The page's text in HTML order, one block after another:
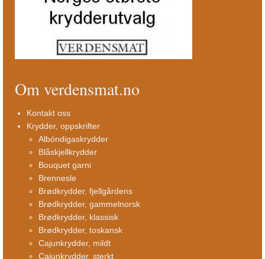
Om verdensmat.no
Kontakt oss
Krydder, oppskrifter
Albóndigaskrydder
Blåskjellkrydder
Bouquet garni
Brennesle
Brødkrydder, fjellgårdens
Brødkrydder, gammelnorsk
Brødkrydder, klassisk
Brødkrydder, toskansk
Cajunkrydder, mildt
Cajunkrydder, sterkt